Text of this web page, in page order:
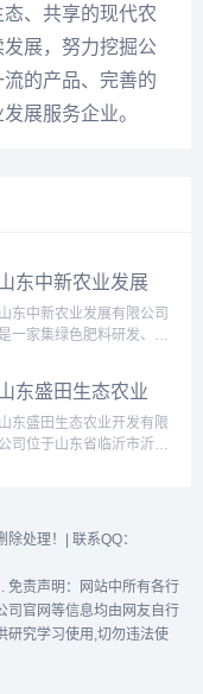
、共享的现代农
展，努力挖掘公
的产品、完善的
展服务企业。
东中新农业发展
有限公司
山东中新农业发展有限公司
是一家集绿色肥料研发、生
一体的综合性、现代化农业
展公司。公司并购且全面
整合山东迈金农生态肥业有
限公司和山东远洋肥业有限
、水溶肥、缓控释肥、温
肥等农业用肥料的研发、
东盛田生态农业
开发有限公司
山东盛田生态农业开发有限
公司位于山东省临沂市沂南
产品。主要种植茶坡芹
菜、长虹岭花生，长虹岭系
业开发有限公司以优质的
品质量,广阔的市场前景,
临沂市经济发展打...
处理！| 联系QQ：
免责声明：网站中所有各行
司官网等信息均由网友自行
研究学习使用,切勿违法使